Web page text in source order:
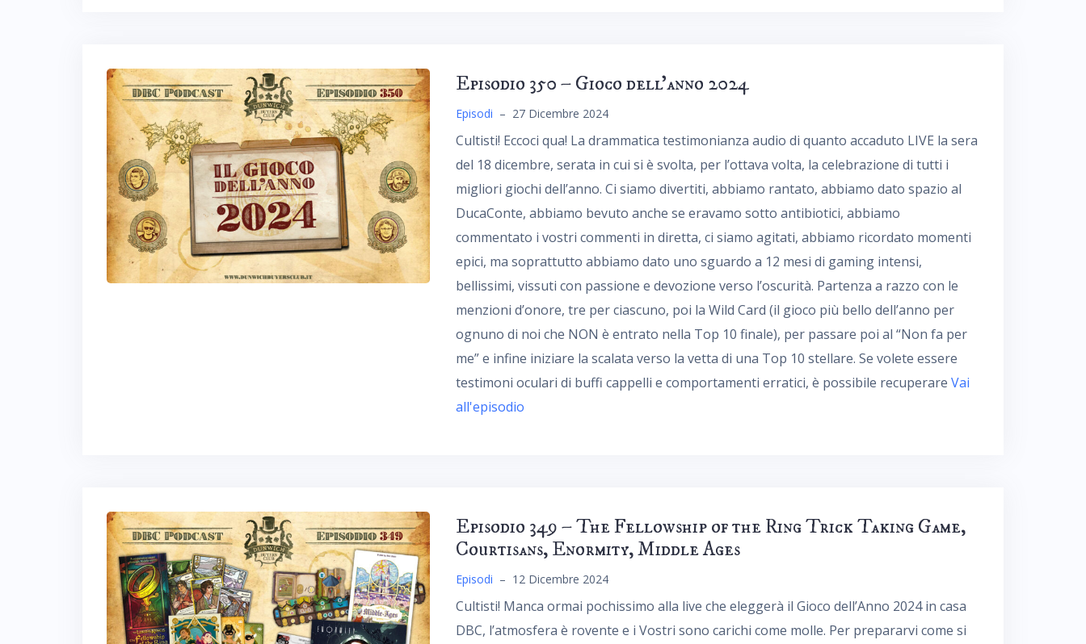
Episodio 350 – Gioco dell’anno 2024
Episodi – 27 Dicembre 2024
Cultisti! Eccoci qua! La drammatica testimonianza audio di quanto accaduto LIVE la sera
del 18 dicembre, serata in cui si è svolta, per l’ottava volta, la celebrazione di tutti i
migliori giochi dell’anno. Ci siamo divertiti, abbiamo rantato, abbiamo dato spazio al
DucaConte, abbiamo bevuto anche se eravamo sotto antibiotici, abbiamo
commentato i vostri commenti in diretta, ci siamo agitati, abbiamo ricordato momenti
epici, ma soprattutto abbiamo dato uno sguardo a 12 mesi di gaming intensi,
bellissimi, vissuti con passione e devozione verso l’oscurità. Partenza a razzo con le
menzioni d’onore, tre per ciascuno, poi la Wild Card (il gioco più bello dell’anno per
ognuno di noi che NON è entrato nella Top 10 finale), per passare poi al “Non fa per
me” e infine iniziare la scalata verso la vetta di una Top 10 stellare. Se volete essere
testimoni oculari di buffi cappelli e comportamenti erratici, è possibile recuperare Vai
all'episodio
Episodio 349 – The Fellowship of the Ring Trick Taking Game,
Courtisans, Enormity, Middle Ages
Episodi – 12 Dicembre 2024
Cultisti! Manca ormai pochissimo alla live che eleggerà il Gioco dell’Anno 2024 in casa
DBC, l’atmosfera è rovente e i Vostri sono carichi come molle. Per prepararvi come si